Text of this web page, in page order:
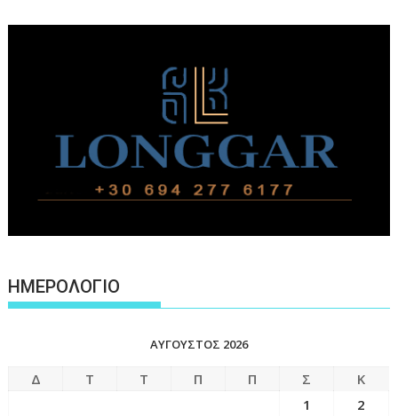
ΗΜΕΡΟΛΟΓΙΟ
ΑΎΓΟΥΣΤΟΣ 2026
Δ Τ Τ Π Π Σ
Κ
1
2